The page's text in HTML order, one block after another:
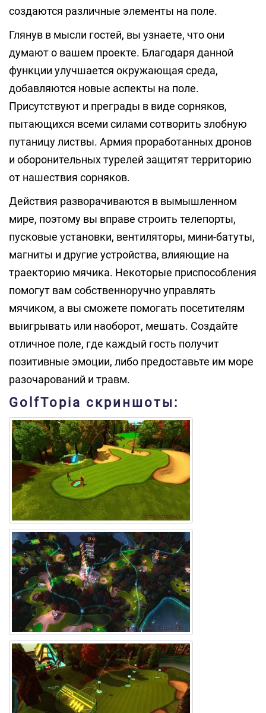
создаются различные элементы на поле.
Глянув в мысли гостей, вы узнаете, что они
думают о вашем проекте. Благодаря данной
функции улучшается окружающая среда,
добавляются новые аспекты на поле.
Присутствуют и преграды в виде сорняков,
пытающихся всеми силами сотворить злобную
путаницу листвы. Армия проработанных дронов
и оборонительных турелей защитят территорию
от нашествия сорняков.
Действия разворачиваются в вымышленном
мире, поэтому вы вправе строить телепорты,
пусковые установки, вентиляторы, мини-батуты,
магниты и другие устройства, влияющие на
траекторию мячика. Некоторые приспособления
помогут вам собственноручно управлять
мячиком, а вы сможете помогать посетителям
выигрывать или наоборот, мешать. Создайте
отличное поле, где каждый гость получит
позитивные эмоции, либо предоставьте им море
разочарований и травм.
GolfTopia скриншоты: